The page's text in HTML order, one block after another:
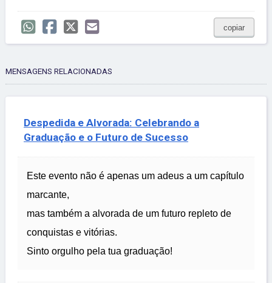
copiar
MENSAGENS RELACIONADAS
Despedida e Alvorada: Celebrando a
Graduação e o Futuro de Sucesso
Este evento não é apenas um adeus a um capítulo
marcante,
mas também a alvorada de um futuro repleto de
conquistas e vitórias.
Sinto orgulho pela tua graduação!